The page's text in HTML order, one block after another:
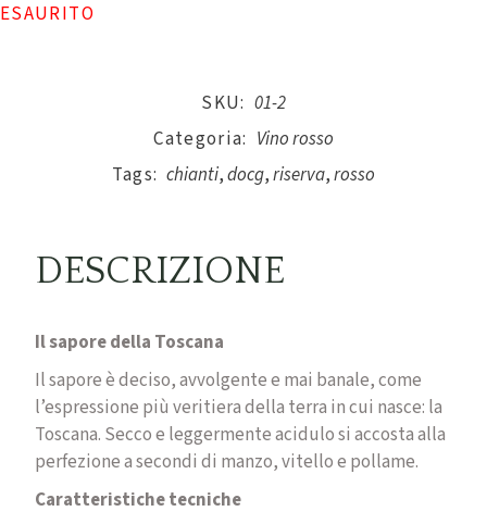
ESAURITO
SKU: 01-2
Categoria: Vino rosso
Tags: chianti,docg,riserva,rosso
DESCRIZIONE
Il sapore della Toscana
Il sapore è deciso, avvolgente e mai banale, come
l’espressione più veritiera della terra in cui nasce: la
Toscana. Secco e leggermente acidulo si accosta alla
perfezione a secondi di manzo, vitello e pollame.
Caratteristiche tecniche